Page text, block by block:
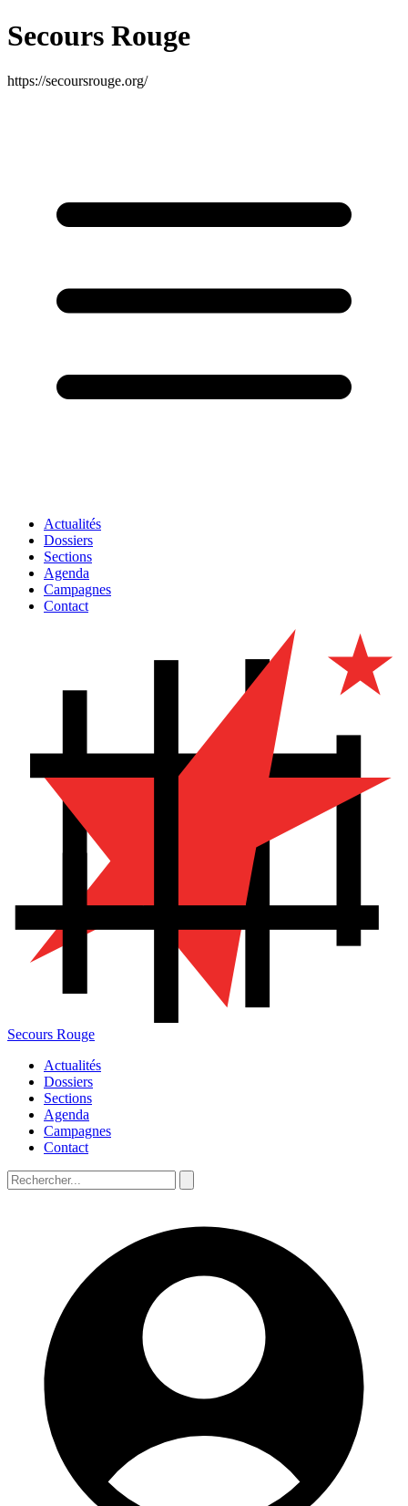
Secours Rouge
https://secoursrouge.org/
Actualités
Dossiers
Sections
Agenda
Campagnes
Contact
Secours Rouge
Actualités
Dossiers
Sections
Agenda
Campagnes
Contact